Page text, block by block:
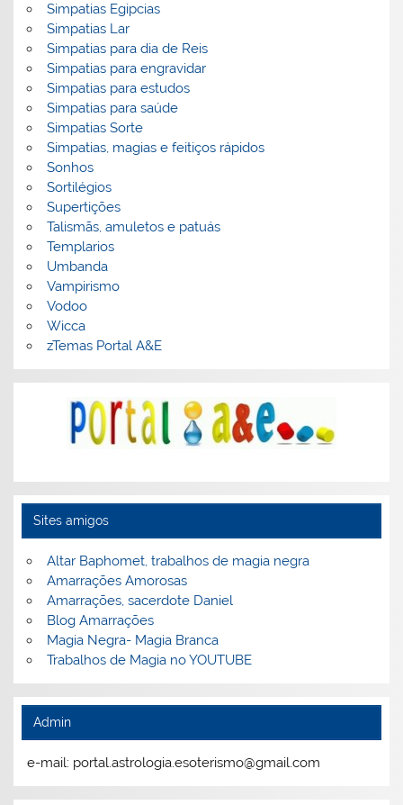
Simpatias Egipcias
Simpatias Lar
Simpatias para dia de Reis
Simpatias para engravidar
Simpatias para estudos
Simpatias para saúde
Simpatias Sorte
Simpatias, magias e feitiços rápidos
Sonhos
Sortilégios
Supertições
Talismãs, amuletos e patuás
Templarios
Umbanda
Vampirismo
Vodoo
Wicca
zTemas Portal A&E
Sites amigos
Altar Baphomet, trabalhos de magia negra
Amarrações Amorosas
Amarrações, sacerdote Daniel
Blog Amarrações
Magia Negra- Magia Branca
Trabalhos de Magia no YOUTUBE
Admin
e-mail: portal.astrologia.esoterismo@gmail.com